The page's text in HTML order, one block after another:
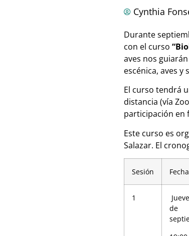
Cynthia
Durante
con el curso
aves nos
escénica, aves y
El curso tendrá
distancia (vía
participación en
Este curso es
Salazar. El
Sesión Fecha
1
de